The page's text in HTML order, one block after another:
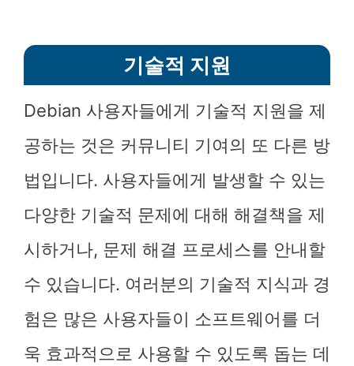
기술적 지원
Debian 사용자들에게 기술적 지원을 제
공하는 것은 커뮤니티 기여의 또 다른 방
법입니다. 사용자들에게 발생할 수 있는
다양한 기술적 문제에 대해 해결책을 제
시하거나, 문제 해결 프로세스를 안내할
수 있습니다. 여러분의 기술적 지식과 경
험은 많은 사용자들이 소프트웨어를 더
욱 효과적으로 사용할 수 있도록 돕는 데